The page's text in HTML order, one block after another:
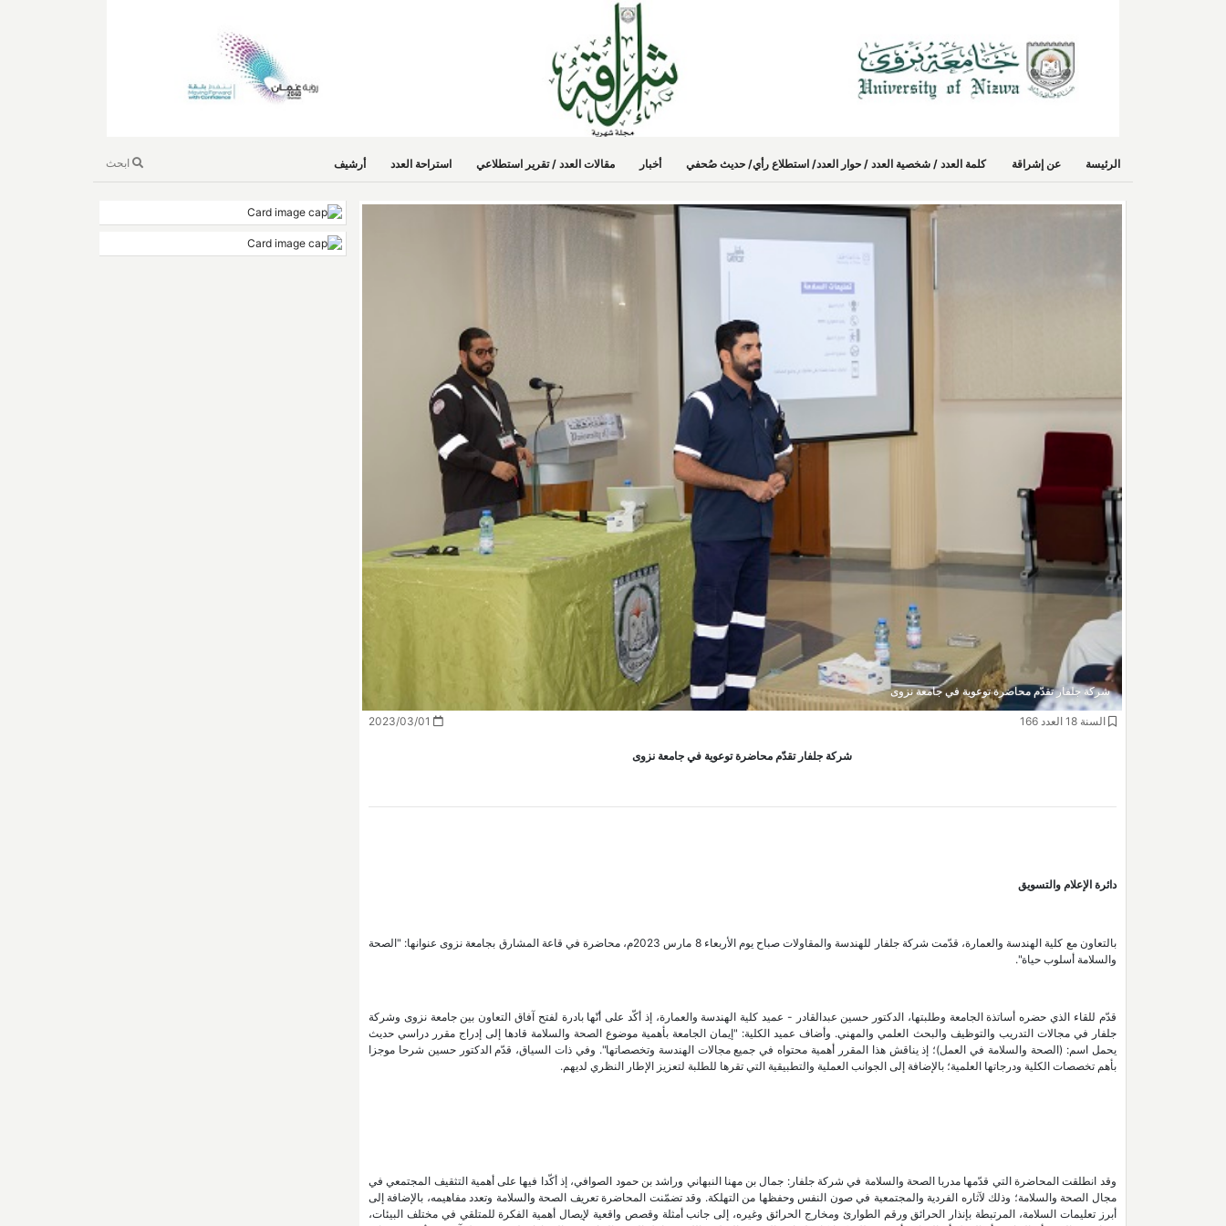
الرئيسة عن إشراقة كلمة العدد / شخصية العدد / حوار العدد/ استطلاع رأي/ حديث صُحفي أخبار مقالات العدد / تقرير استطلاعي استراحة العدد أرشيف ابحث
شركة جلفار تقدّم محاضرة توعوية في جامعة نزوى
السنة 18 العدد 166
شركة جلفار تقدّم محاضرة توعوية في جامعة نزوى
دائرة الإعلام والتسويق
بالتعاون مع كلية الهندسة والعمارة، قدّمت شركة جلفار للهندسة والمقاولات صباح يوم الأربعاء 8 مارس 2023م، محاضرة في قاعة المشارق بجامعة نزوى عنوانها: "الصحة
والسلامة أسلوب حياة".
قدّم للقاء الذي حضره أساتذة الجامعة وطلبتها، الدكتور حسين عبدالقادر - عميد كلية الهندسة والعمارة، إذ أكّد على أنّها بادرة لفتح آفاق التعاون بين جامعة نزوى وشركة
جلفار في مجالات التدريب والتوظيف والبحث العلمي والمهني. وأضاف عميد الكلية: "إيمان الجامعة بأهمية موضوع الصحة والسلامة قادها إلى إدراج مقرر دراسي حديث
يحمل اسم: (الصحة والسلامة في العمل)؛ إذ يناقش هذا المقرر أهمية محتواه في جميع مجالات الهندسة وتخصصاتها". وفي ذات السياق، قدّم الدكتور حسين شرحا موجزا
بأهم تخصصات الكلية ودرجاتها العلمية؛ بالإضافة إلى الجوانب العملية والتطبيقية التي تقرها للطلبة لتعزيز الإطار النظري لديهم.
وقد انطلقت المحاضرة التي قدّمها مدربا الصحة والسلامة في شركة جلفار: جمال بن مهنا النبهاني وراشد بن حمود الصوافي، إذ أكّدا فيها على أهمية التثقيف المجتمعي في
مجال الصحة والسلامة؛ وذلك لآثاره الفردية والمجتمعية في صون النفس وحفظها من التهلكة. وقد تضمّنت المحاضرة تعريف الصحة والسلامة وتعدد مفاهيمه، بالإضافة إلى
أبرز تعليمات السلامة، المرتبطة بإنذار الحرائق ورقم الطوارئ ومخارج الحرائق وغيره، إلى جانب أمثلة وقصص واقعية لإيصال أهمية الفكرة للمتلقي في مختلف البيئات،